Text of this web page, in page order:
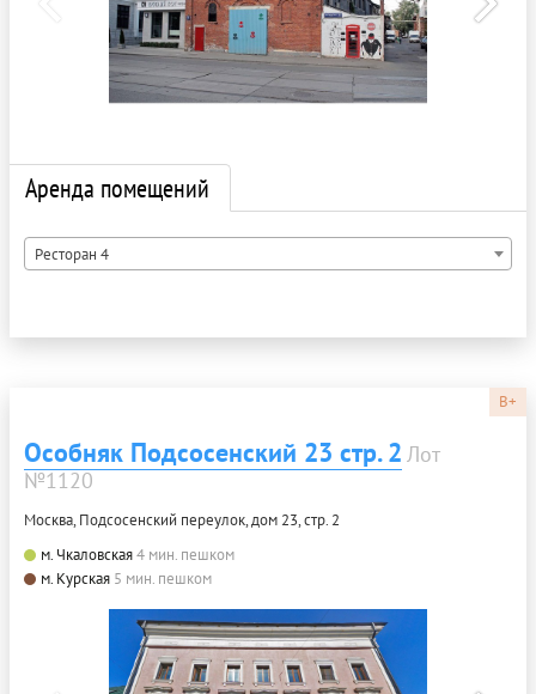
Аренда помещений
Ресторан 4
B+
Особняк Подсосенский 23 стр. 2 Лот
№1120
Москва, Подсосенский переулок, дом 23, стр. 2
м. Чкаловская4 мин. пешком
м. Курская 5 мин. пешком